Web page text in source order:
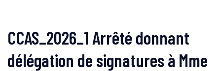
CCAS_2026_1 Arrêté donnant
délégation de signatures à Mme